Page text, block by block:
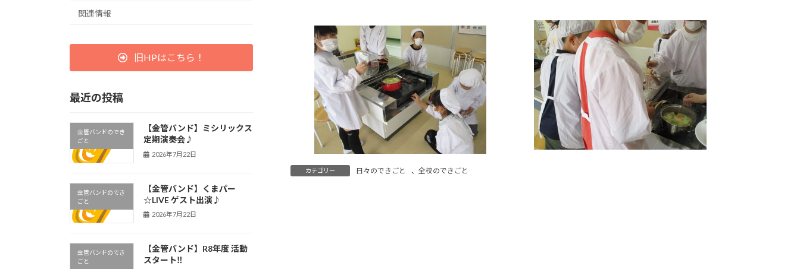
カテゴリー 日々のできごと 、全校のできごと
関連情報
旧HPはこちら！
最近の投稿
金管バンドのでき
ごと
【金管バンド】ミシリックス
定期演奏会♪
2026年7月22日
金管バンドのでき
ごと
【金管バンド】くまパー
☆LIVE ゲスト出演♪
2026年7月22日
金管バンドのでき
ごと
【金管バンド】R8年度 活動
スタート‼︎